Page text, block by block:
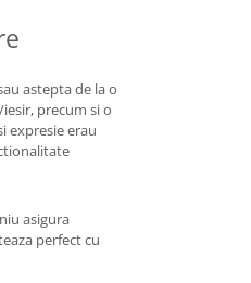
astepta de la o
precum si o
expresie erau
asigura
perfect cu